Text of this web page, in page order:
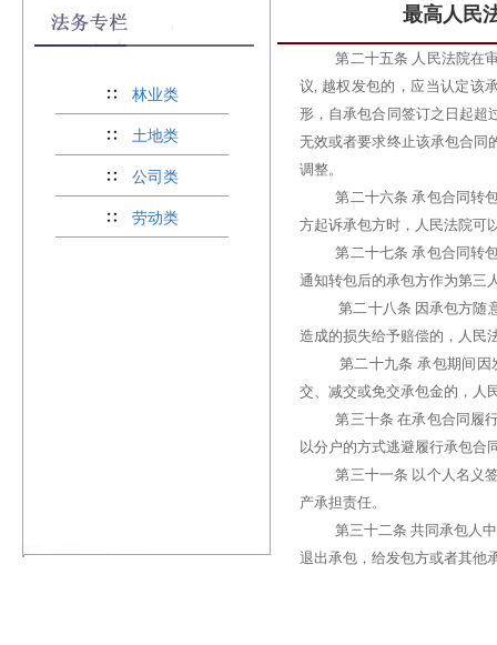
林业类
土地类
公司类
劳动类
最高人民
第二十五条 人民法院在
议, 越权发包的，应当认定该
形，自承包合同签订之日起超
无效或者要求终止该承包合同
调整。
第二十六条 承包合同转
方起诉承包方时，人民法院可
第二十七条 承包合同转
通知转包后的承包方作为第三
第二十八条 因承包方随
造成的损失给予赔偿的，人民
第二十九条 承包期间因
交、减交或免交承包金的，人
第三十条 在承包合同履
以分户的方式逃避履行承包合
第三十一条 以个人名义
产承担责任。
第三十二条 共同承包人
退出承包，给发包方或者其他